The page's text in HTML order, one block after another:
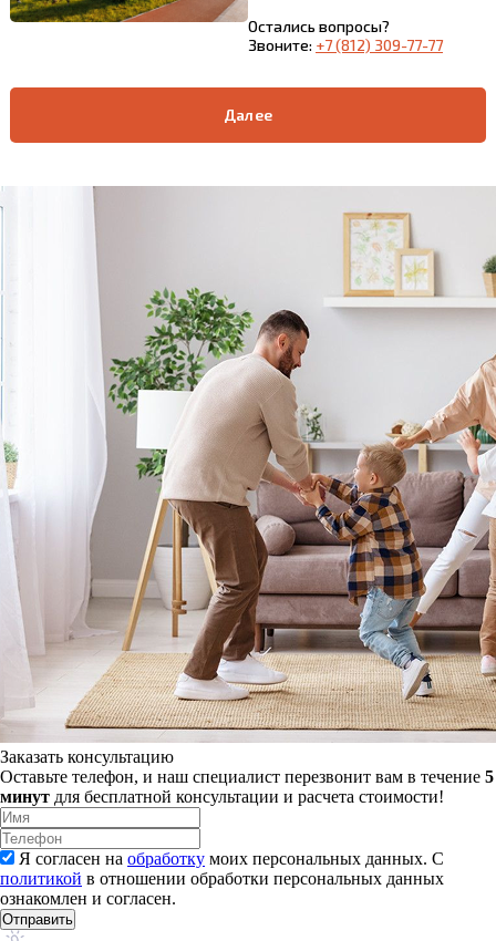
Остались вопросы?
Звоните: +7 (812) 309-77-77
Заказать консультацию
Оставьте телефон, и наш специалист перезвонит вам в течение 5
минут для бесплатной консультации и расчета стоимости!
Я согласен на обработку моих персональных данных. С
политикой в отношении обработки персональных данных
ознакомлен и согласен.